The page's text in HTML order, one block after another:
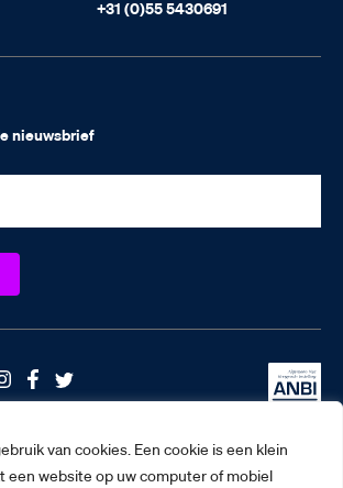
van cookies. Een cookie is een klein
een website op uw computer of mobiel
+31 (0)55 5430691
nieuwsbrief